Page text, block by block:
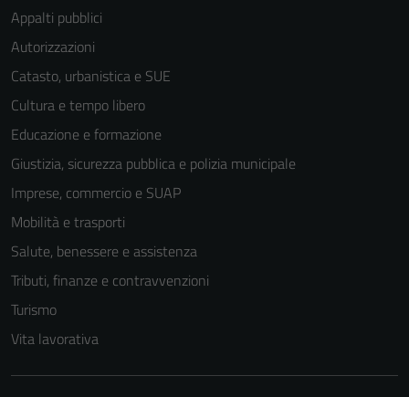
Appalti pubblici
Autorizzazioni
Catasto, urbanistica e SUE
Cultura e tempo libero
Educazione e formazione
Giustizia, sicurezza pubblica e polizia municipale
Imprese, commercio e SUAP
Mobilità e trasporti
Salute, benessere e assistenza
Tributi, finanze e contravvenzioni
Turismo
Vita lavorativa
Tecnici